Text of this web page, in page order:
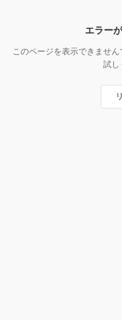
エラー
このページを表示できませ
試し